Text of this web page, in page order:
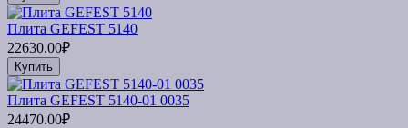
Плита GEFEST 5140
22630.00₽
Купить
Плита GEFEST 5140-01 0035
24470.00₽